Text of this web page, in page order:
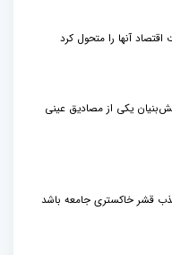
آنها را متحول کرد
یکی از مصادیق عینی
جذب قشر خاکستری جامعه باشد